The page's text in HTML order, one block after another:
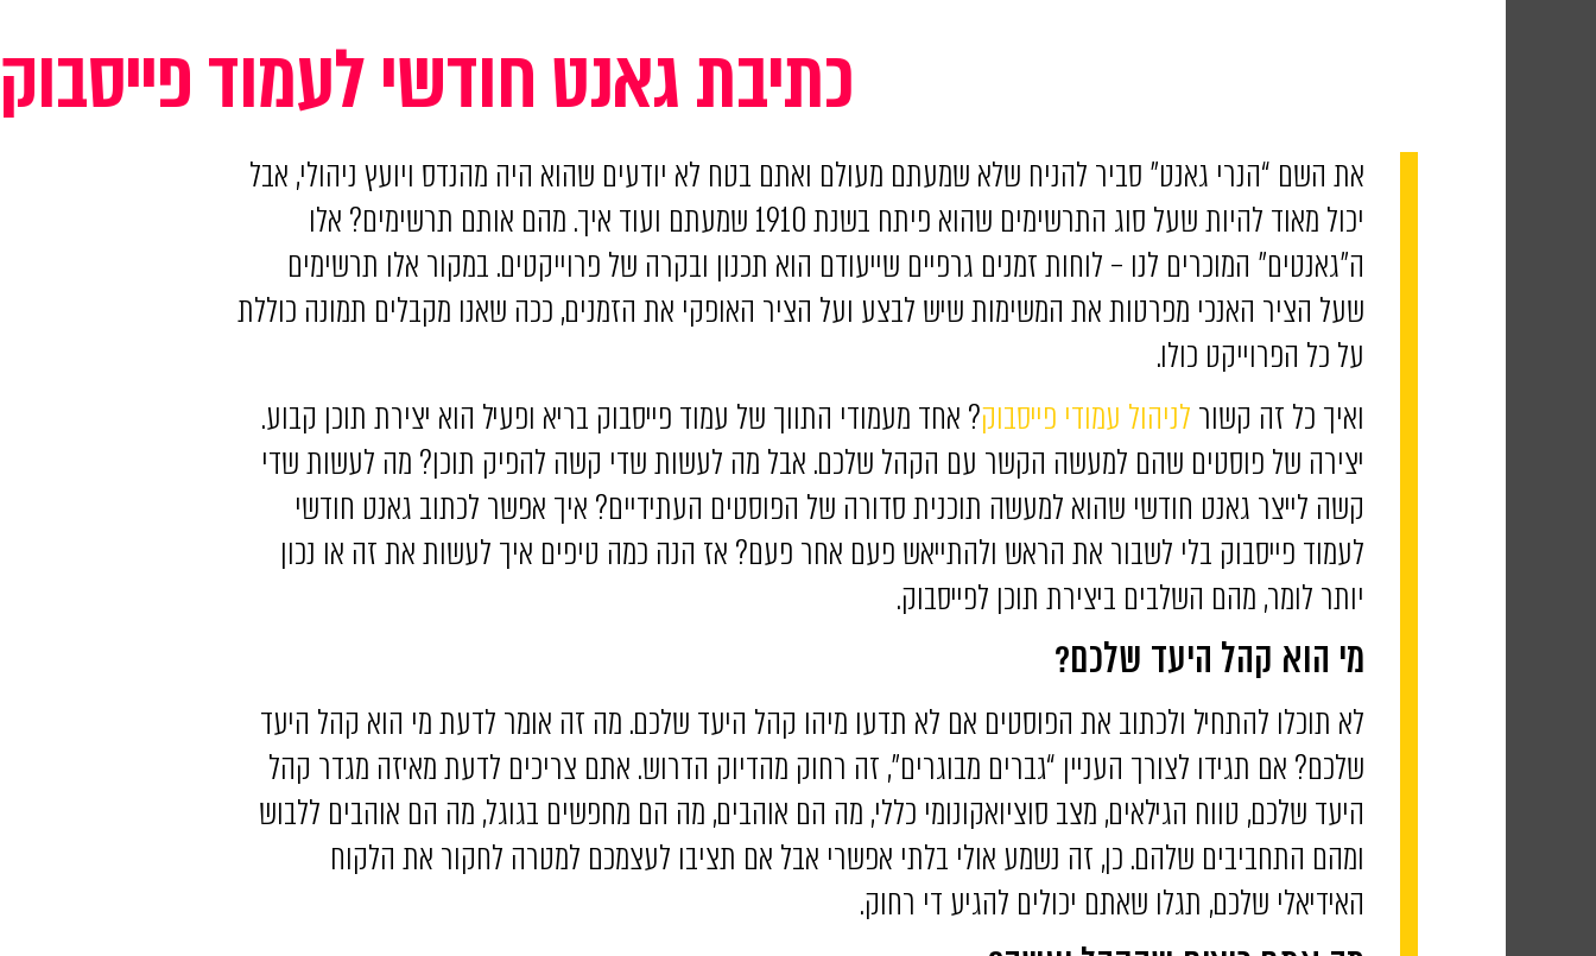
כתיבת גאנט חודשי לעמוד פייסבוק
את השם “הנרי גאנט” סביר להניח שלא שמעתם מעולם ואתם בטח לא יודעים שהוא היה מהנדס ויועץ ניהולי, אבל
יכול מאוד להיות שעל סוג התרשימים שהוא פיתח בשנת 1910 שמעתם ועוד איך. מהם אותם תרשימים? אלו
ה”גאנטים” המוכרים לנו – לוחות זמנים גרפיים שייעודם הוא תכנון ובקרה של פרוייקטים. במקור אלו תרשימים
שעל הציר האנכי מפרטות את המשימות שיש לבצע ועל הציר האופקי את הזמנים, ככה שאנו מקבלים תמונה כוללת
על כל הפרוייקט כולו.
ואיך כל זה קשורלניהול עמודי פייסבוק? אחד מעמודי התווך של עמוד פייסבוק בריא ופעיל הוא יצירת תוכן קבוע.
יצירה של פוסטים שהם למעשה הקשר עם הקהל שלכם. אבל מה לעשות שדי קשה להפיק תוכן? מה לעשות שדי
קשה לייצר גאנט חודשי שהוא למעשה תוכנית סדורה של הפוסטים העתידיים? איך אפשר לכתוב גאנט חודשי
לעמוד פייסבוק בלי לשבור את הראש ולהתייאש פעם אחר פעם? אז הנה כמה טיפים איך לעשות את זה או נכון
יותר לומר, מהם השלבים ביצירת תוכן לפייסבוק.
מי הוא קהל היעד שלכם?
לא תוכלו להתחיל ולכתוב את הפוסטים אם לא תדעו מיהו קהל היעד שלכם. מה זה אומר לדעת מי הוא קהל היעד
שלכם? אם תגידו לצורך העניין “גברים מבוגרים”, זה רחוק מהדיוק הדרוש. אתם צריכים לדעת מאיזה מגדר קהל
היעד שלכם, טווח הגילאים, מצב סוציואקונומי כללי, מה הם אוהבים, מה הם מחפשים בגוגל, מה הם אוהבים ללבוש
ומהם התחביבים שלהם. כן, זה נשמע אולי בלתי אפשרי אבל אם תציבו לעצמכם למטרה לחקור את הלקוח
האידיאלי שלכם, תגלו שאתם יכולים להגיע די רחוק.